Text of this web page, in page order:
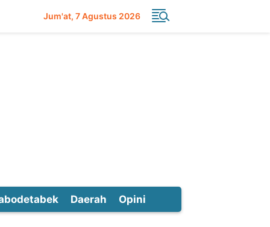
Jum'at 7 Agustus 2026
Daerah Opini